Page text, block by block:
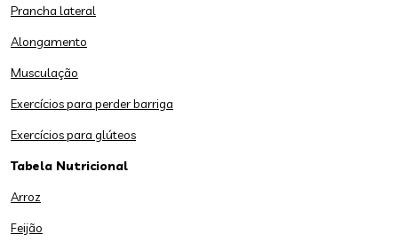
Prancha lateral
Alongamento
Musculação
Exercícios para perder barriga
Exercícios para glúteos
Tabela Nutricional
Arroz
Feijão